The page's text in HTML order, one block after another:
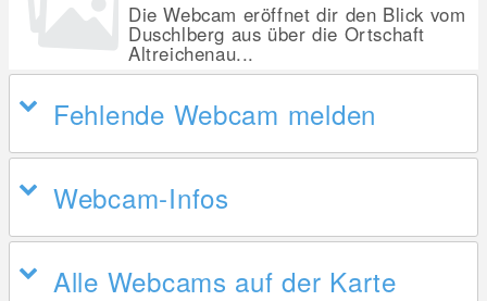
Die Webcam eröffnet dir den Blick vom
Duschlberg aus über die Ortschaft
Altreichenau...
Fehlende Webcam melden
Webcam-Infos
Alle Webcams auf der Karte